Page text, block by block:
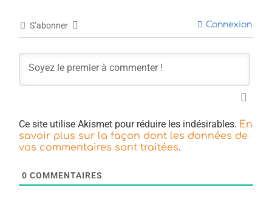
S’abonner Connexion
Ce site utilise Akismet pour réduire les indésirables. En
savoir plus sur la façon dont les données de
vos commentaires sont traitées.
0 COMMENTAIRES